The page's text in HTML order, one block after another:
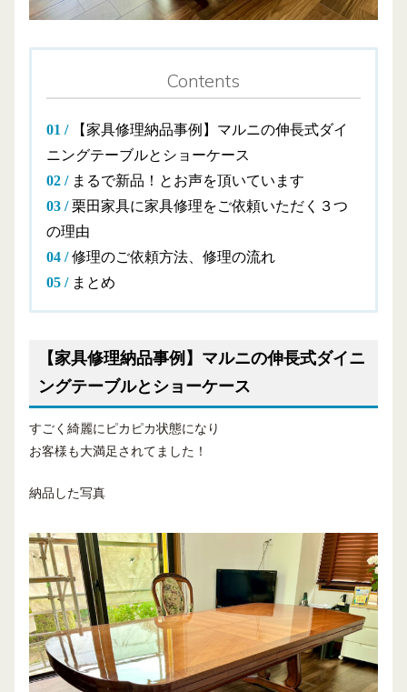
Contents
【家具修理納品事例】マルニの伸長式ダイ
ニングテーブルとショーケース
まるで新品！とお声を頂いています
栗田家具に家具修理をご依頼いただく３つ
の理由
修理のご依頼方法、修理の流れ
まとめ
【家具修理納品事例】マルニの伸長式ダイニ
ングテーブルとショーケース
すごく綺麗にピカピカ状態になり
お客様も大満足されてました！
納品した写真